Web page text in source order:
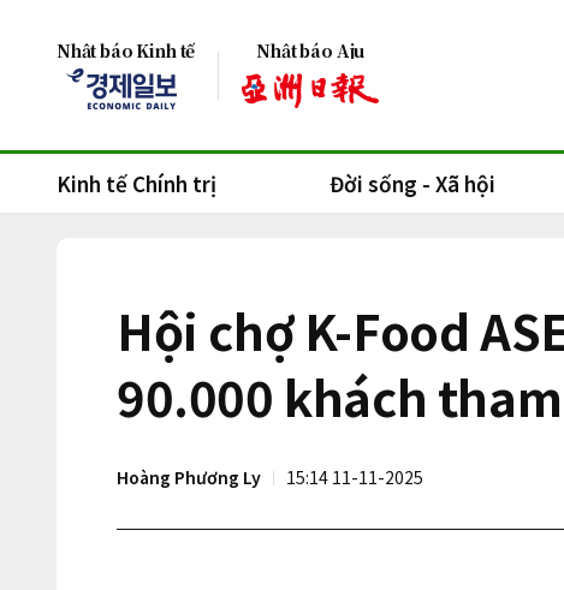
Nhật báo Kinh tế Nhật báo Aju
Kinh tế Chính trị Đời sống - Xã hội
Hội chợ K-Food
90.000 khách
Hoàng Phương Ly 15:14 11-11-2025